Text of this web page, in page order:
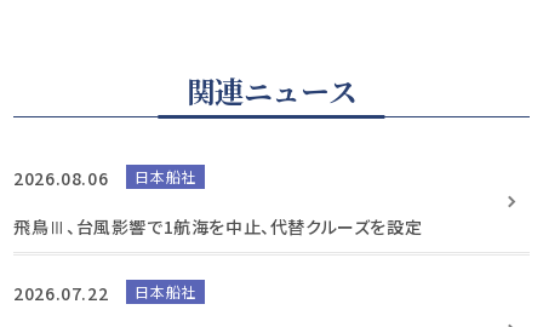
関連ニュース
2026.08.06 日本船社
飛鳥Ⅲ、台風影響で1航海を中止、代替クルーズを設定
2026.07.22 日本船社